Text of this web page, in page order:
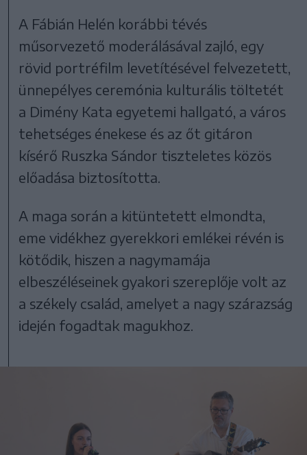
A Fábián Helén korábbi tévés
műsorvezető moderálásával zajló, egy
rövid portréfilm levetítésével felvezetett,
ünnepélyes ceremónia kulturális töltetét
a Dimény Kata egyetemi hallgató, a város
tehetséges énekese és az őt gitáron
kísérő Ruszka Sándor tiszteletes közös
előadása biztosította.
A maga során a kitüntetett elmondta,
eme vidékhez gyerekkori emlékei révén is
kötődik, hiszen a nagymamája
elbeszéléseinek gyakori szereplője volt az
a székely család, amelyet a nagy szárazság
idején fogadtak magukhoz.